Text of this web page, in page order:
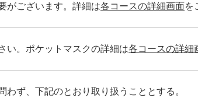
がございます。詳細は各コースの詳細画面を
い。ポケットマスクの詳細は各コースの詳細
わず、下記のとおり取り扱うこととする。